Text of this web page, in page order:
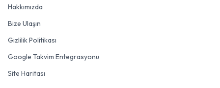
Hakkımızda
Bize Ulaşın
Gizlilik Politikası
Google Takvim Entegrasyonu
Site Haritası